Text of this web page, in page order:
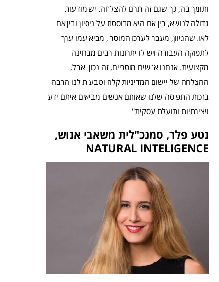
ותומך בה, כך שגם זה תרם להצלחה. יש מודעות
גדולה לנושא, בין אם היא מבוססת על ניסיון ובין אם
לאו, שהגיוון, מעבר לערכו המוסרי, מביא עמו ערך
לתפוקה העבודה ויש לו יתרונות רבים מבחינה
מקצועית. אנחנו אנשים מוסריים, זה נכון, אבל,
ההצלחה של יישום המדיניות קלה וטבעית לנו הרבה
בזכות התפיסה שלנו שאותם אנשים מביאים איתם ידע
ויצירתיות ותועלת עסקית".
נטע פלר, סמנכ"לית משאבי אנוש,
NATURAL INTELIGENCE